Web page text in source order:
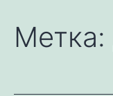
Метка: